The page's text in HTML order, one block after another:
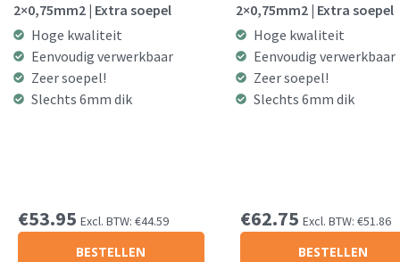
2×0,75mm2 | Extra soepel
Hoge kwaliteit
Eenvoudig verwerkbaar
Zeer soepel!
Slechts 6mm dik
€53.95 Excl. BTW: €44.59
BESTELLEN
2×0,75mm2 | Extra soepel
Hoge kwaliteit
Eenvoudig verwerkbaar
Zeer soepel!
Slechts 6mm dik
€62.75 Excl. BTW: €51.86
BESTELLEN